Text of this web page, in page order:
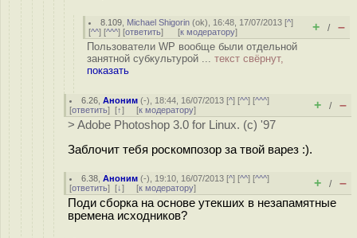
8.109 Michael Shigorin (ok), 16:48, 17/07/2013 [^]
[^^] [^^^] [ответить] [к модератору] + / –
Пользователи WP вообще были отдельной
занятной субкультурой ... текст свёрнут,
показать
6.26 ,Аноним (-), 18:44, 16/07/2013 [^] [^^] [^^^]
[ответить] [↑] [к модератору] + / –
> Adobe Photoshop 3.0 for Linux. (c) '97
Заблочит тебя роскомпозор за твой варез :).
6.38 ,Аноним (-), 19:10, 16/07/2013 [^] [^^] [^^^]
[ответить] [↓] [к модератору] + / –
Поди сборка на основе утекших в незапамятные
времена исходников?